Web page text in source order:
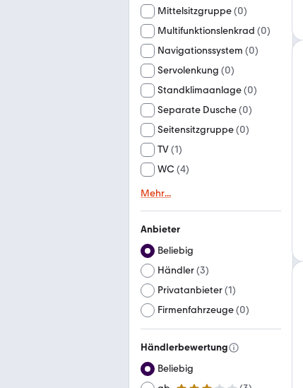
Mittelsitzgruppe(0)
Multifunktionslenkrad (0)
Navigationssystem (0)
Servolenkung (0)
Standklimaanlage(0)
Separate Dusche(0)
Seitensitzgruppe(0)
TV(1)
WC (4)
Mehr...
Anbieter
Beliebig
Händler(3)
Privatanbieter(1)
Firmenfahrzeuge(0)
Händlerbewertung
Beliebig